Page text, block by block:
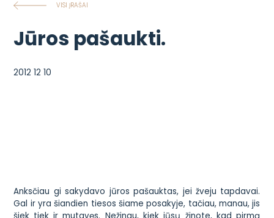
VISI ĮRAŠAI
Jūros pašaukti.
2012 12 10
Anksčiau gi sakydavo jūros pašauktas, jei žveju tapdavai.
Gal ir yra šiandien tiesos šiame posakyje, tačiau, manau, jis